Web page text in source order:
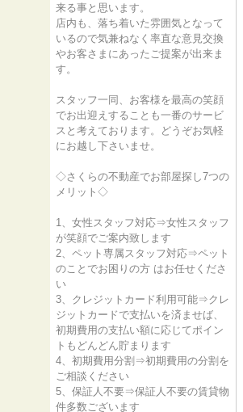
来る事と思います。
店内も、落ち着いた雰囲気となって
いるので気兼ねなく率直な意見交換
やお客さまにあったご提案が出来ま
す。
スタッフ一同、お客様を最高の笑顔
でお出迎えすることも一番のサービ
スと考えております。どうぞお気軽
にお越し下さいませ。
◇さくらの不動産でお部屋探し7つの
メリット◇
1、女性スタッフ対応⇒女性スタッフ
が笑顔でご案内致します
2、ペット専属スタッフ対応⇒ペット
のことでお困りの方 はお任せくださ
い
3、クレジットカード利用可能⇒クレ
ジットカードで支払いを済ませば、
初期費用の支払い額に応じてポイン
トもどんどん貯まります
4、初期費用分割⇒初期費用の分割を
ご相談ください
5、保証人不要⇒保証人不要の賃貸物
件多数ございます